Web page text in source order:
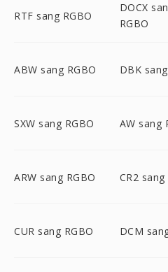
RTF sang RGBO
DOCX
RGBO
ABW sang RGBO DBK
SXW sang RGBO AW sang
ARW sang RGBO CR2 sang
CUR sang RGBO DCM